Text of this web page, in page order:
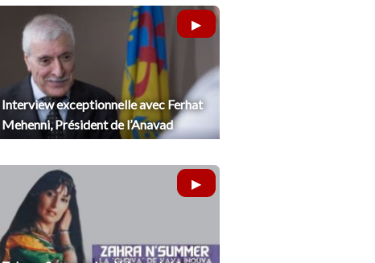
Interview exceptionnelle avec Ferhat
Mehenni, Président de l’Anavad